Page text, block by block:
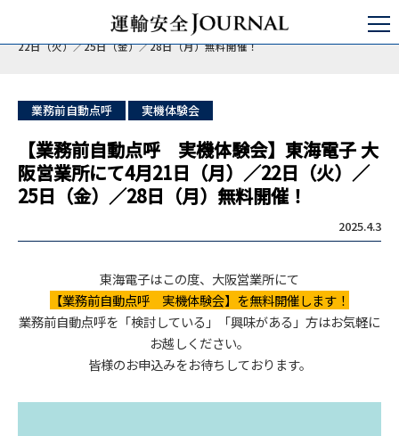
点呼
自動点呼
【業務前自動点呼 実機体験会】東海電子 大阪営業所にて4月21日（月）／
22日（火）／25日（金）／28日（月）無料開催！
業務前自動点呼 実機体験会
【業務前自動点呼 実機体験会】東海電子 大
阪営業所にて4月21日（月）／22日（火）／
25日（金）／28日（月）無料開催！
2025.4.3
東海電子はこの度、大阪営業所にて
【業務前自動点呼 実機体験会】を無料開催します！
業務前自動点呼を「検討している」「興味がある」方はお気軽に
お越しください。
皆様のお申込みをお待ちしております。